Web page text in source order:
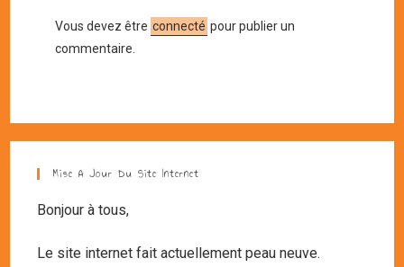
Vous devez être connecté pour publier un
commentaire.
Mise A Jour Du Site Internet
Bonjour à tous,
Le site internet fait actuellement peau neuve.